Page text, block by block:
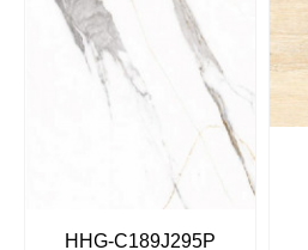
HHG-C189J295P